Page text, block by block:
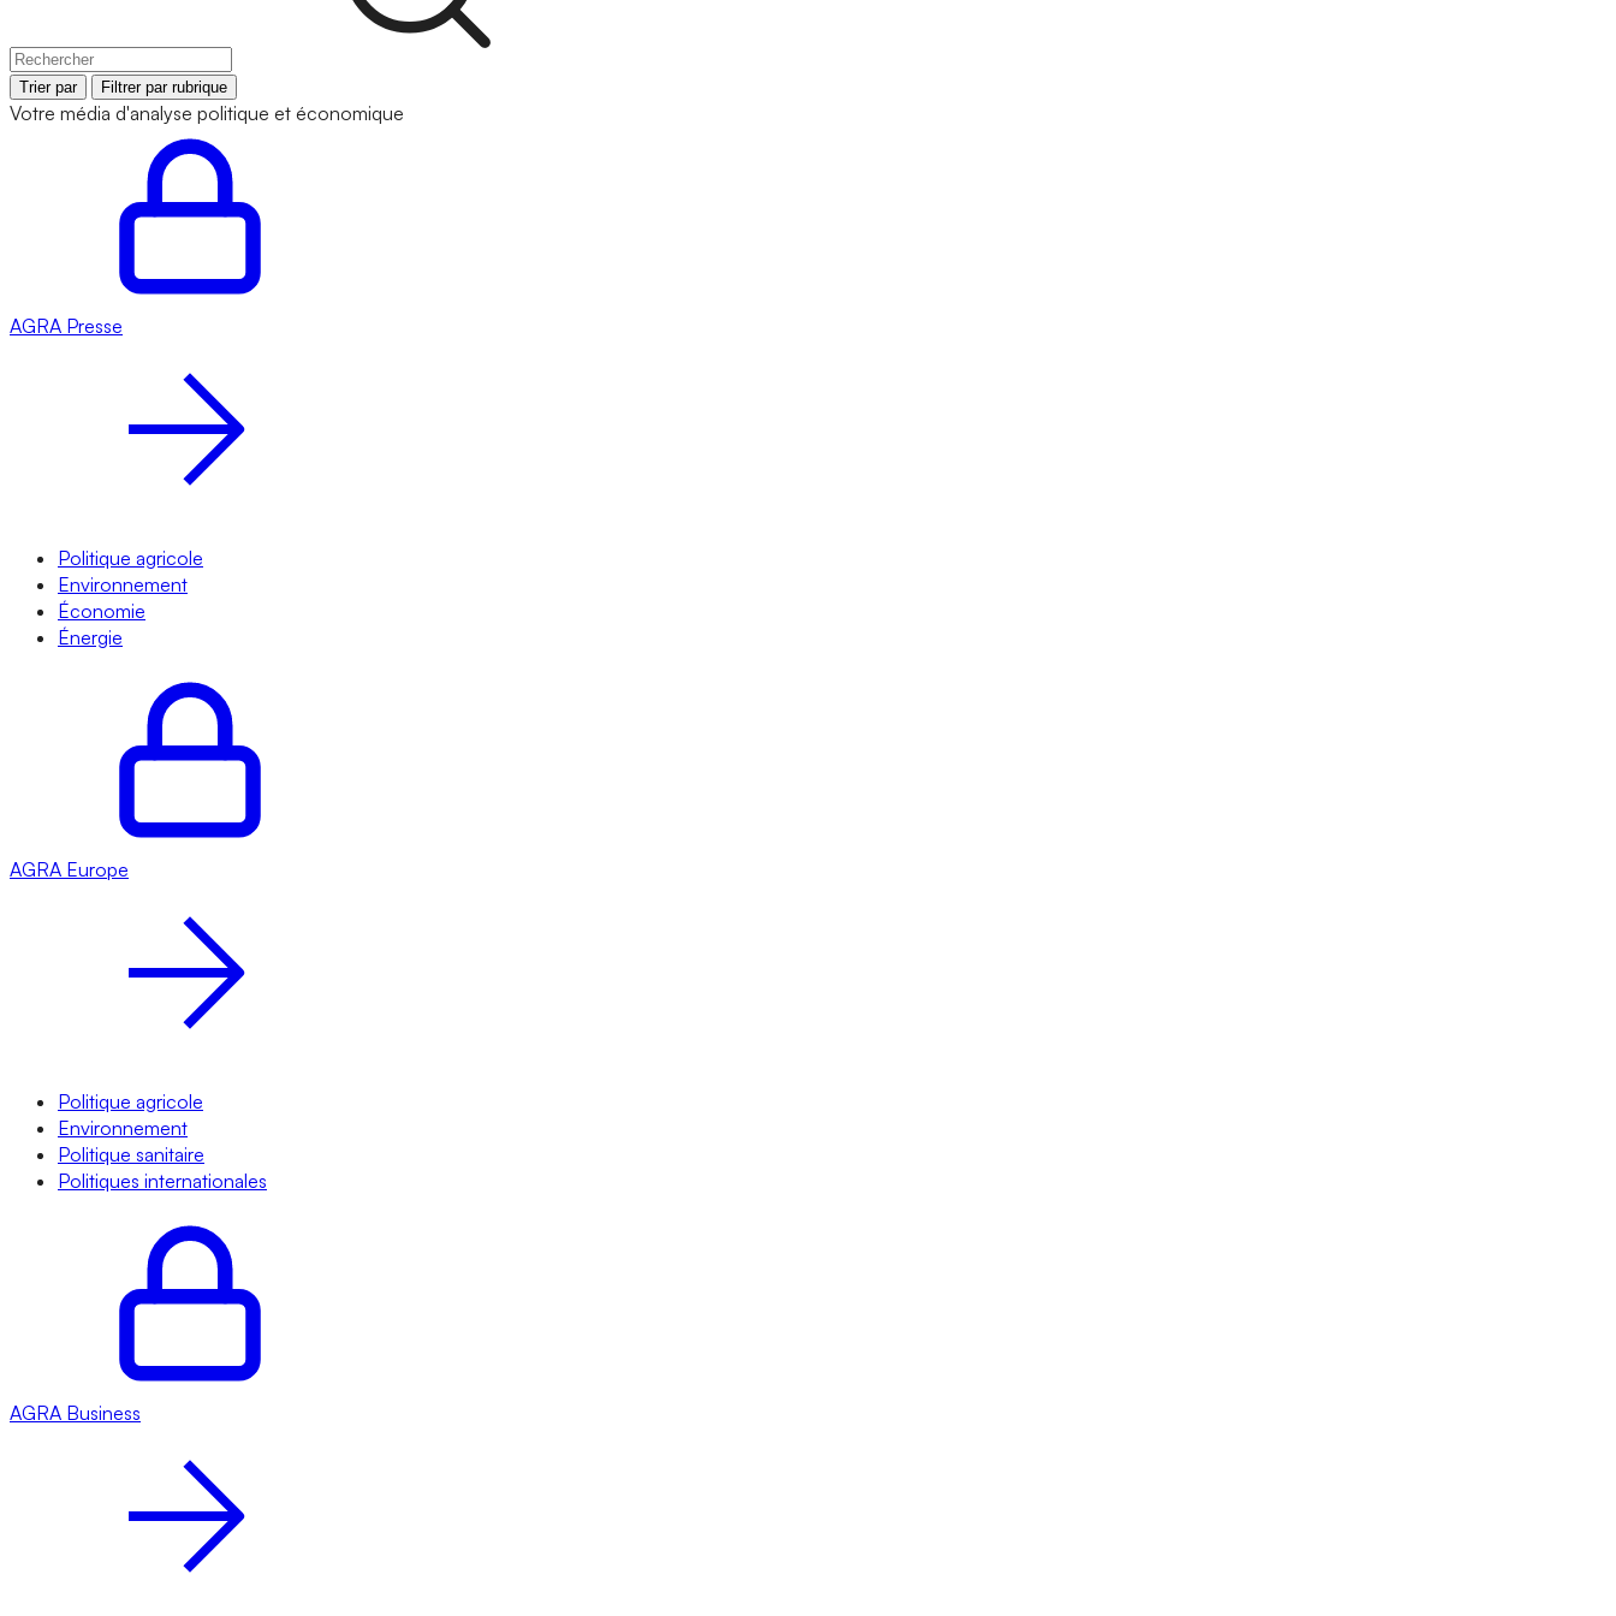
Trier par Filtrer par rubrique
Votre média d'analyse politique et économique
AGRA Presse
Politique agricole
Environnement
Économie
Énergie
AGRA Europe
Politique agricole
Environnement
Politique sanitaire
Politiques internationales
AGRA Business